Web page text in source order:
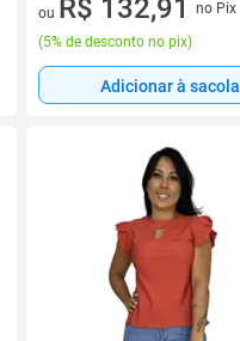
ou R$ 132,91
no Pix
(5% de desconto no pix)
Adicionar à sacola